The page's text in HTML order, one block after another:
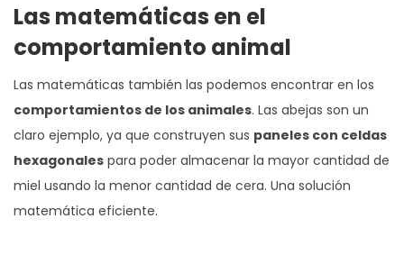
Las matemáticas en el
comportamiento animal
Las matemáticas también las podemos encontrar en los
comportamientos de los animales. Las abejas son un
claro ejemplo, ya que construyen sus paneles con celdas
hexagonales para poder almacenar la mayor cantidad de
miel usando la menor cantidad de cera. Una solución
matemática eficiente.